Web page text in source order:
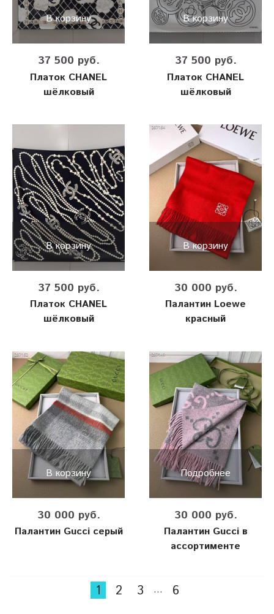
В корзину
37 500 руб.
Платок CHANEL
шёлковый
В корзину
37 500 руб.
Платок CHANEL
шёлковый
В корзину
37 500 руб.
Платок CHANEL
шёлковый
В корзину
30 000 руб.
Палантин Loewe
красный
В корзину
30 000 руб.
Палантин Gucci серый
Подробнее
30 000 руб.
Палантин Gucci в
ассортименте
1 2 3 … 6